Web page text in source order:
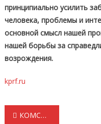
принципиально усилить
человека, проблемы и
основной смысл нашей
нашей борьбы за
возрождения.
kprf.ru
Навигация
КОМСОМОЛ НЕ ПРОСТО ВОЗРАСТ, КОМСОМОЛ — МОЯ СУДЬБА!